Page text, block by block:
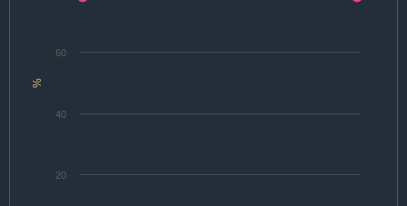
%
20
40
60